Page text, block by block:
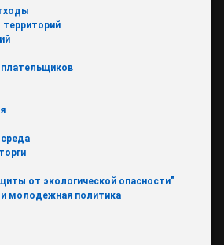
территорий
от экологической опасности"
и молодежная политика